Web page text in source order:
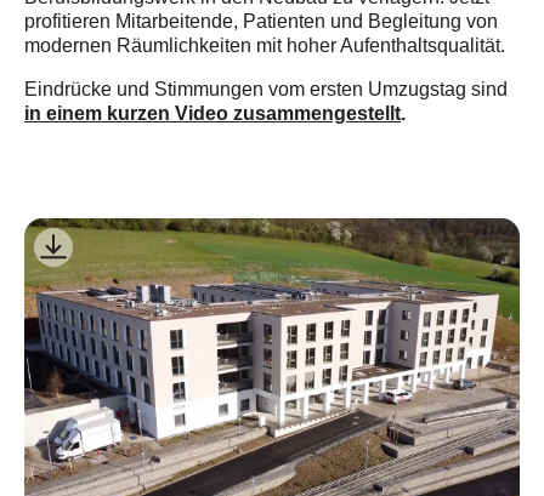
profitieren Mitarbeitende, Patienten und Begleitung von
modernen Räumlichkeiten mit hoher Aufenthaltsqualität.
Eindrücke und Stimmungen vom ersten Umzugstag sind
in einem kurzen Video zusammengestellt.